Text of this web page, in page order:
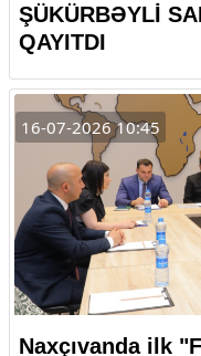
ŞÜKÜRBƏYLİ
QAYITDI
16-07-2026 10:45
Naxçıvanda ilk